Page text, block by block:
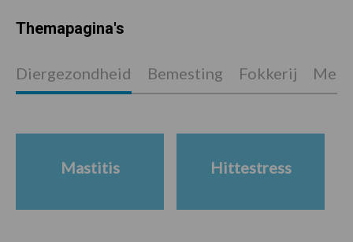
Themapagina's
Diergezondheid Bemesting Fokkerij
Mastitis Hittestress